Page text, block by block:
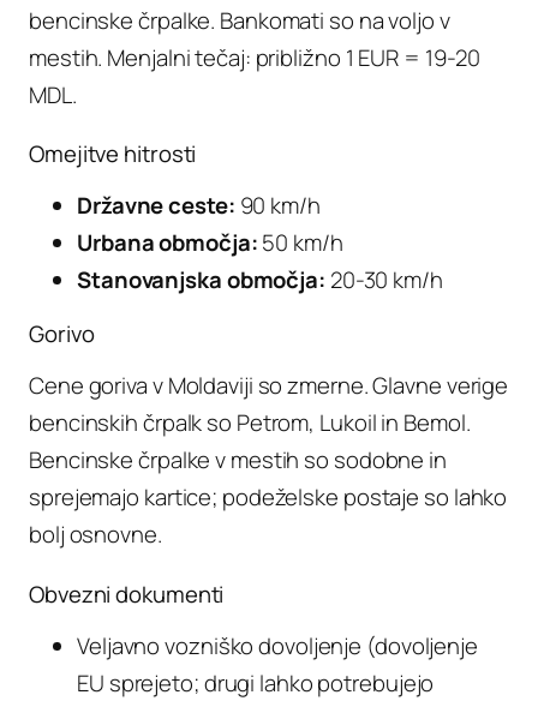
bencinske črpalke. Bankomati so na voljo v
mestih. Menjalni tečaj: približno 1 EUR = 19-20
MDL.
Omejitve hitrosti
Državne ceste: 90 km/h
Urbana območja:50 km/h
Stanovanjska območja: 20-30 km/h
Gorivo
Cene goriva v Moldaviji so zmerne. Glavne verige
bencinskih črpalk so Petrom, Lukoil in Bemol.
Bencinske črpalke v mestih so sodobne in
sprejemajo kartice; podeželske postaje so lahko
bolj osnovne.
Obvezni dokumenti
Veljavno vozniško dovoljenje (dovoljenje
EU sprejeto; drugi lahko potrebujejo